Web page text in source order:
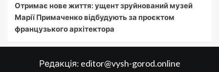
Отримає нове життя: ущент зруйнований музей
Марії Примаченко відбудують за проєктом
французького архітектора
Редакція: editor@vysh-gorod.online